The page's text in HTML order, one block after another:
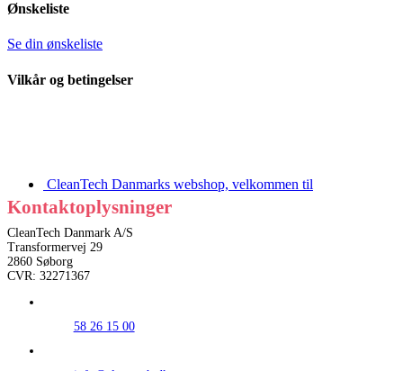
Ønskeliste
Se din ønskeliste
Vilkår og betingelser
CleanTech Danmarks webshop, velkommen til
Kontaktoplysninger
CleanTech Danmark A/S
Transformervej 29
2860 Søborg
CVR: 32271367
58 26 15 00